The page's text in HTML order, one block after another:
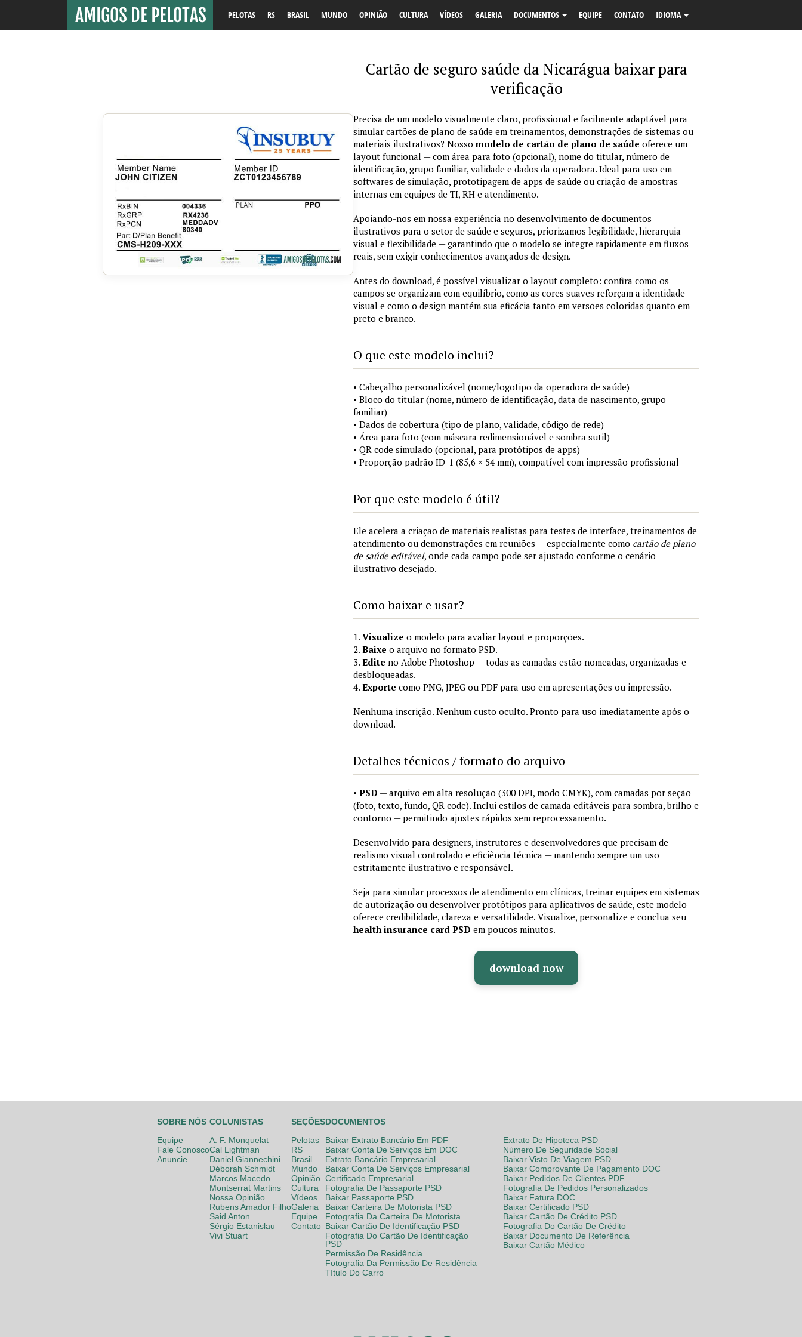
PELOTAS RS BRASIL MUNDO OPINIÃO CULTURA VÍDEOS GALERIA DOCUMENTOS EQUIPE CONTATO IDIOMA
Cartão de seguro saúde da Nicarágua baixar para
verificação
Precisa de um modelo visualmente claro, profissional e facilmente adaptável para
simular cartões de plano de saúde em treinamentos, demonstrações de sistemas ou
materiais ilustrativos? Nosso modelo de cartão de plano de saúde oferece um
layout funcional — com área para foto (opcional), nome do titular, número de
identificação, grupo familiar, validade e dados da operadora. Ideal para uso em
softwares de simulação, prototipagem de apps de saúde ou criação de amostras
internas em equipes de TI, RH e atendimento.
Apoiando-nos em nossa experiência no desenvolvimento de documentos
ilustrativos para o setor de saúde e seguros, priorizamos legibilidade, hierarquia
visual e flexibilidade — garantindo que o modelo se integre rapidamente em fluxos
reais, sem exigir conhecimentos avançados de design.
Antes do download, é possível visualizar o layout completo: confira como os
campos se organizam com equilíbrio, como as cores suaves reforçam a identidade
visual e como o design mantém sua eficácia tanto em versões coloridas quanto em
preto e branco.
O que este modelo inclui?
• Cabeçalho personalizável (nome/logotipo da operadora de saúde)
• Bloco do titular (nome, número de identificação, data de nascimento, grupo
familiar)
• Dados de cobertura (tipo de plano, validade, código de rede)
• Área para foto (com máscara redimensionável e sombra sutil)
• QR code simulado (opcional, para protótipos de apps)
• Proporção padrão ID-1 (85,6 × 54 mm), compatível com impressão profissional
Por que este modelo é útil?
Ele acelera a criação de materiais realistas para testes de interface, treinamentos de
atendimento ou demonstrações em reuniões — especialmente como cartão de plano
de saúde editável, onde cada campo pode ser ajustado conforme o cenário
ilustrativo desejado.
Como baixar e usar?
1. Visualize o modelo para avaliar layout e proporções.
2. Baixe o arquivo no formato PSD.
3. Edite no Adobe Photoshop — todas as camadas estão nomeadas, organizadas e
desbloqueadas.
4. Exporte como PNG, JPEG ou PDF para uso em apresentações ou impressão.
Nenhuma inscrição. Nenhum custo oculto. Pronto para uso imediatamente após o
download.
Detalhes técnicos / formato do arquivo
• PSD — arquivo em alta resolução (300 DPI, modo CMYK), com camadas por seção
(foto, texto, fundo, QR code). Inclui estilos de camada editáveis para sombra, brilho e
contorno — permitindo ajustes rápidos sem reprocessamento.
Desenvolvido para designers, instrutores e desenvolvedores que precisam de
realismo visual controlado e eficiência técnica — mantendo sempre um uso
estritamente ilustrativo e responsável.
Seja para simular processos de atendimento em clínicas, treinar equipes em sistemas
de autorização ou desenvolver protótipos para aplicativos de saúde, este modelo
oferece credibilidade, clareza e versatilidade. Visualize, personalize e conclua seu
health insurance card PSD em poucos minutos.
download now
SOBRE NÓS
Equipe
Fale Conosco
Anuncie
COLUNISTAS
A. F. Monquelat
Cal Lightman
Daniel Giannechini
Déborah Schmidt
Marcos Macedo
Montserrat Martins
Nossa Opinião
Rubens Amador Filho
Said Anton
Sérgio Estanislau
Vivi Stuart
SEÇÕES
Pelotas
RS
Brasil
Mundo
Opinião
Cultura
Vídeos
Galeria
Equipe
Contato
DOCUMENTOS
Baixar Extrato Bancário Em PDF
Baixar Conta De Serviços Em DOC
Extrato Bancário Empresarial
Baixar Conta De Serviços Empresarial
Certificado Empresarial
Fotografia De Passaporte PSD
Baixar Passaporte PSD
Baixar Carteira De Motorista PSD
Fotografia Da Carteira De Motorista
Baixar Cartão De Identificação PSD
Fotografia Do Cartão De Identificação
PSD
Permissão De Residência
Fotografia Da Permissão De Residência
Título Do Carro
Extrato De Hipoteca PSD
Número De Seguridade Social
Baixar Visto De Viagem PSD
Baixar Comprovante De Pagamento DOC
Baixar Pedidos De Clientes PDF
Fotografia De Pedidos Personalizados
Baixar Fatura DOC
Baixar Certificado PSD
Baixar Cartão De Crédito PSD
Fotografia Do Cartão De Crédito
Baixar Documento De Referência
Baixar Cartão Médico